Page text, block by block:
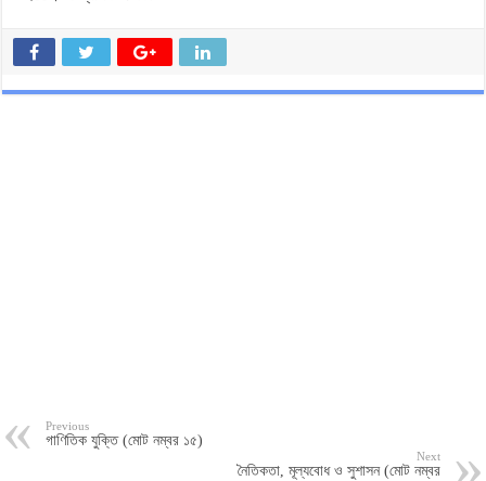
Previous
গাণিতিক যুক্তি (মোট নম্বর ১৫)
Next
নৈতিকতা, মূল্যবোধ ও সুশাসন (মোট নম্বর